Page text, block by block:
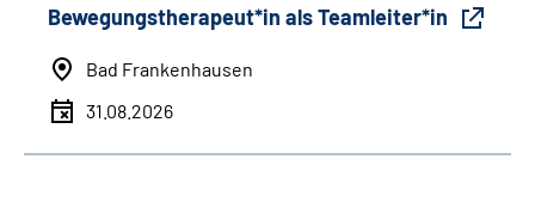
Bewegungstherapeut*in als Teamleiter*in
Bad Frankenhausen
31.08.2026